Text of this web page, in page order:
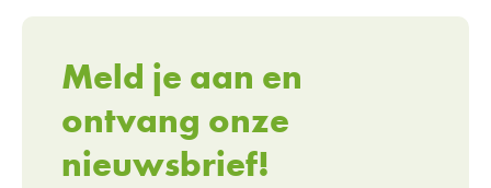
Meld je aan en
ontvang onze
nieuwsbrief!